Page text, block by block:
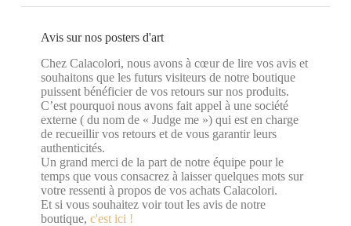
Avis sur nos posters d'art
Chez Calacolori, nous avons à cœur de lire vos avis et
souhaitons que les futurs visiteurs de notre boutique
puissent bénéficier de vos retours sur nos produits.
C’est pourquoi nous avons fait appel à une société
externe ( du nom de « Judge me ») qui est en charge
de recueillir vos retours et de vous garantir leurs
authenticités.
Un grand merci de la part de notre équipe pour le
temps que vous consacrez à laisser quelques mots sur
votre ressenti à propos de vos achats Calacolori.
Et si vous souhaitez voir tout les avis de notre
boutique, c'est ici !